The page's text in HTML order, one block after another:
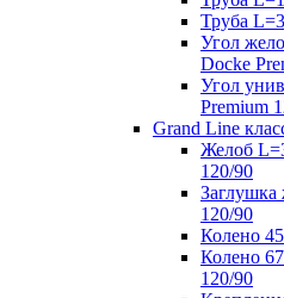
Труба
Угол
Docke
Угол
Premium
Grand Line
Желоб
120/90
Заглушка
120/90
Колено
Колено
120/90